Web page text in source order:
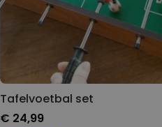
Tafelvoetbal set
€ 24,99